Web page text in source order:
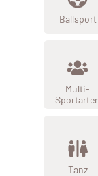
Ballsport
Multi-
Tanz